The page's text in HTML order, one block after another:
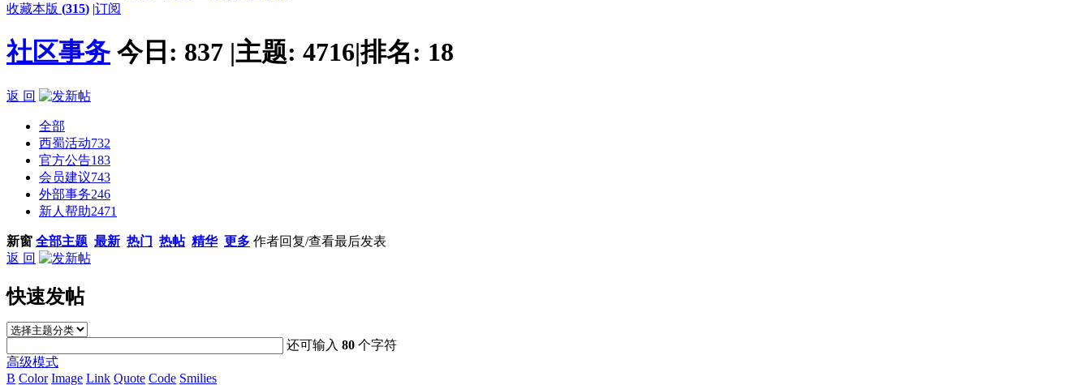
收藏本版 (315) |订阅
社区事务 今日: 837 |主题: 4716|排名: 18
返 回
全部
西蜀活动732
官方公告183
会员建议743
外部事务246
新人帮助2471
新窗 全部主题 最新 热门 热帖 精华 更多 作者回复/查看最后发表
返 回
快速发帖
还可输入80 个字符
高级模式
B Color Image Link Quote Code Smilies